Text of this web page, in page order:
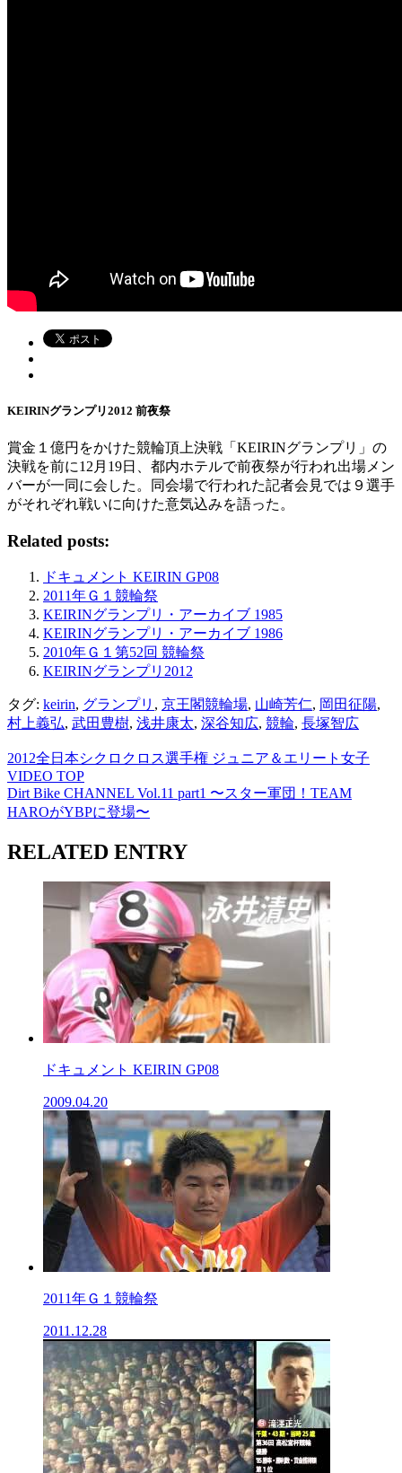
KEIRINグランプリ2012 前夜祭
賞金１億円をかけた競輪頂上決戦「KEIRINグランプリ」の
決戦を前に12月19日、都内ホテルで前夜祭が行われ出場メン
バーが一同に会した。同会場で行われた記者会見では９選手
がそれぞれ戦いに向けた意気込みを語った。
Related posts:
ドキュメント KEIRIN GP08
2011年Ｇ１競輪祭
KEIRINグランプリ・アーカイブ 1985
KEIRINグランプリ・アーカイブ 1986
2010年Ｇ１第52回 競輪祭
KEIRINグランプリ2012
タグ: keirin, グランプリ , 京王閣競輪場, 山崎芳仁, 岡田征陽,
村上義弘, 武田豊樹, 浅井康太, 深谷知広, 競輪, 長塚智広
2012全日本シクロクロス選手権 ジュニア＆エリート女子
VIDEO TOP
Dirt Bike CHANNEL Vol.11 part1 〜スター軍団！TEAM
HAROがYBPに登場〜
RELATED ENTRY
ドキュメント KEIRIN GP08
2009.04.20
2011年Ｇ１競輪祭
2011.12.28